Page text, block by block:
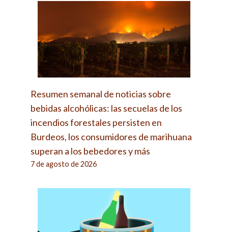
Resumen semanal de noticias sobre
bebidas alcohólicas: las secuelas de los
incendios forestales persisten en
Burdeos, los consumidores de marihuana
superan a los bebedores y más
7 de agosto de 2026